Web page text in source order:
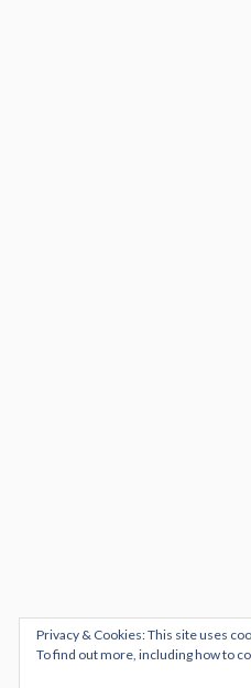
Privacy & Cookies: This site uses
To find out more, including how to